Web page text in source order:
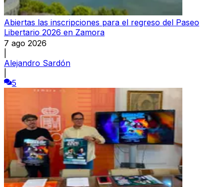
Abiertas las inscripciones para el regreso del Paseo
Libertario 2026 en Zamora
7 ago 2026
Alejandro Sardón
5